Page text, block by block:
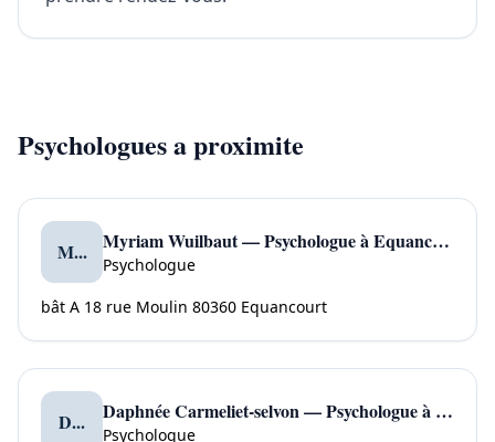
Psychologues a proximite
M... Myriam Wuilbaut — Psychologue à Equancourt
Psychologue
bât A 18 rue Moulin 80360 Equancourt
D... Daphnée Carmeliet-selvon — Psychologue à Englefontaine
Psychologue